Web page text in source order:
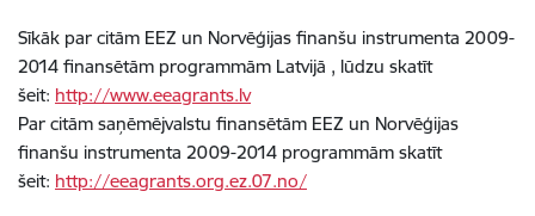
Sīkāk par citām EEZ un Norvēģijas finanšu instrumenta 2009-
2014 finansētām programmām Latvijā , lūdzu skatīt
šeit: http://www.eeagrants.lv
Par citām saņēmējvalstu finansētām EEZ un Norvēģijas
finanšu instrumenta 2009-2014 programmām skatīt
šeit: http://eeagrants.org.ez.07.no/